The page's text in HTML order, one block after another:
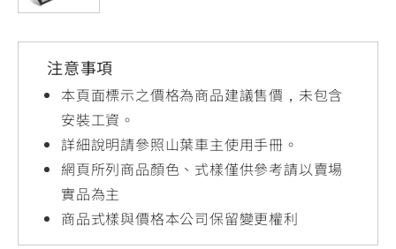
YZF-R15
150
MT-
251~549
MT-
150
AUGUR
150
150
RS NEO
125
注意事項
本頁面標示之價格為商品建議售價，未包含
安裝工資。
詳細說明請參照山葉車主使用手冊。
網頁所列商品顏色、式樣僅供參考請以賣場
實品為主
商品式樣與價格本公司保留變更權利